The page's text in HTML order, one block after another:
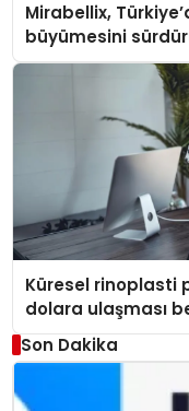
Mirabellix,
büyümesini
Küresel rinoplasti
dolara ulaşması
Son Dakika